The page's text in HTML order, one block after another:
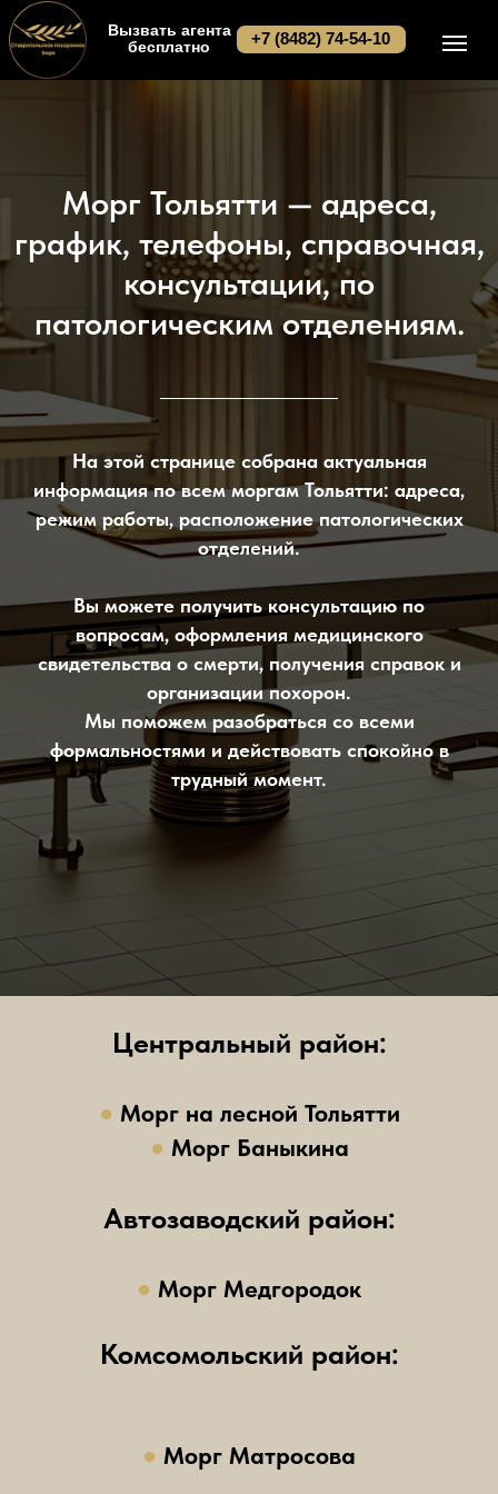
+7 (8482) 74-54-10
Вызвать агента
бесплатно
Морг Тольятти — адреса,
график, телефоны, справочная,
консультации, по
патологическим отделениям.
На этой странице собрана актуальная
информация по всем моргам Тольятти: адреса,
режим работы, расположение патологических
отделений.
Вы можете получить консультацию по
вопросам, оформления медицинского
свидетельства о смерти, получения справок и
организации похорон.
Мы поможем разобраться со всеми
формальностями и действовать спокойно в
трудный момент.
Центральный район:
● Морг на лесной Тольятти
● Морг Баныкина
Автозаводский район:
● Морг Медгородок
Комсомольский район:
● Морг Матросова